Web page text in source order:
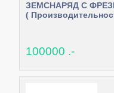
ЗЕМСНАРЯД С
(
100000 .-